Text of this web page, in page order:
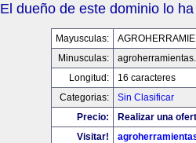
El dueño de este dominio lo
Mayusculas:
Minusculas:
Longitud:
16 caracteres
Categorias:
Sin Clasificar
Precio:
Realizar una
Visitar!